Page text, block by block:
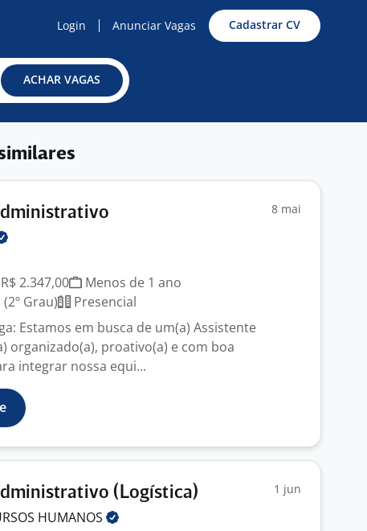
Login Anunciar Vagas Cadastrar CV
ACHAR VAGAS
8 mai
2.347,00
Menos de 1 ano
Grau)
Presencial
Estamos em busca de um(a) Assistente
organizado(a), proativo(a) e com boa
integrar nossa equi...
(Logística) 1 jun
HUMANOS